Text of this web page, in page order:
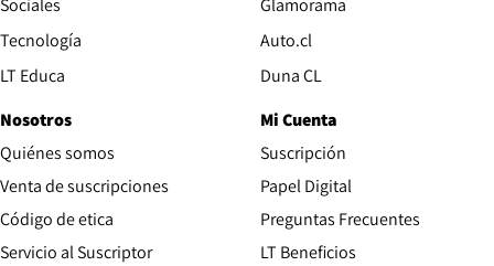
Sociales
Tecnología
LT Educa
Glamorama
Auto.cl
Duna CL
Nosotros
Quiénes somos
Venta de suscripciones
Código de etica Opens in new window
Servicio al Suscriptor
Mi Cuenta
Suscripción
Papel Digital
Preguntas Frecuentes
LT Beneficios